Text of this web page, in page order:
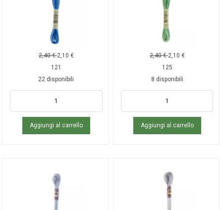
2,40€ 2,10 €
121
22 disponibili
Aggiungi al carrello
2,40€ 2,10 €
125
8 disponibili
Aggiungi al carrello